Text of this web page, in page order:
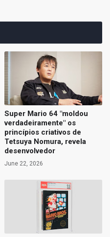
Super Mario 64 "moldou
verdadeiramente" os
princípios criativos de
Tetsuya Nomura, revela
desenvolvedor
June 22, 2026